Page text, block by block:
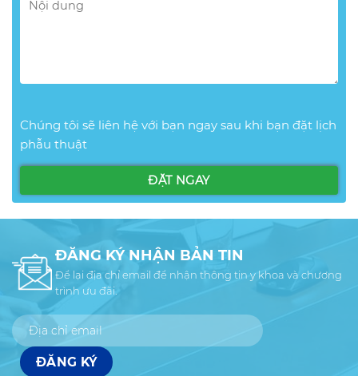
Chúng tôi sẽ liên hệ với bạn ngay sau khi bạn đặt lịch
phẫu thuật
ĐĂNG KÝ NHẬN BẢN TIN
Để lại địa chỉ email để nhận thông tin y khoa và chương
trình ưu đãi.